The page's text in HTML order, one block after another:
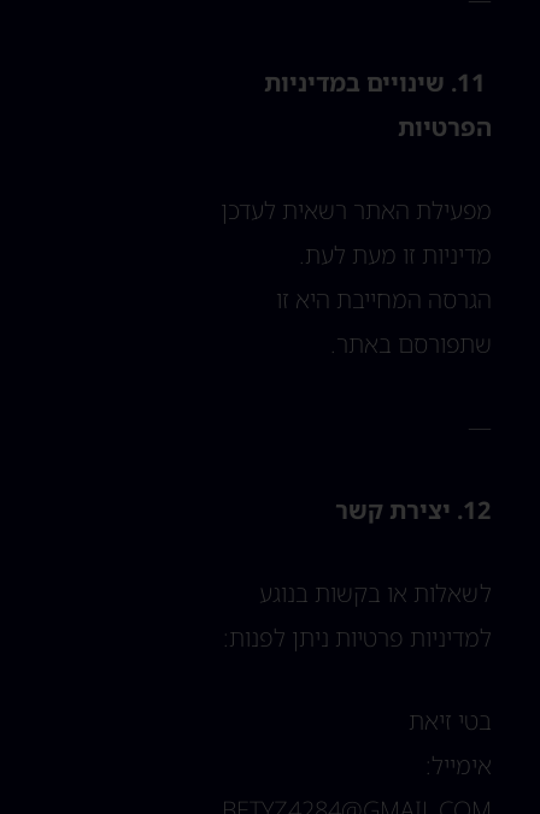
11. שינויים במדיניות
הפרטיות
מפעילת האתר רשאית לעדכן
מדיניות זו מעת לעת.
הגרסה המחייבת היא זו
שתפורסם באתר.
—
12. יצירת קשר
לשאלות או בקשות בנוגע
למדיניות פרטיות ניתן לפנות:
בטי זיאת
אימייל: